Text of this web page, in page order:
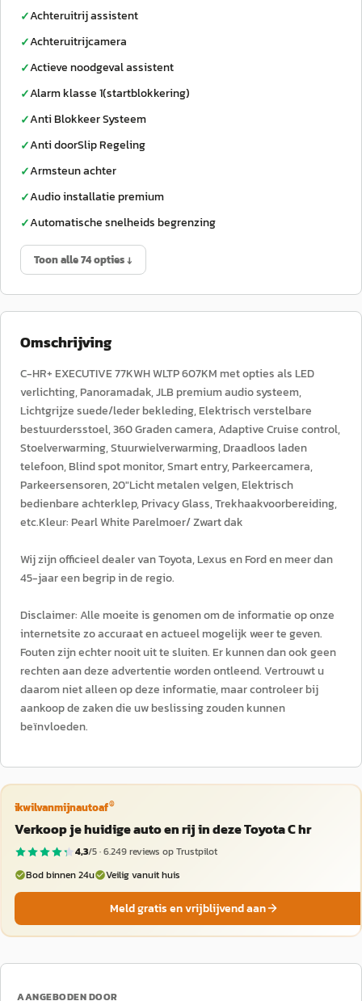
✓Achteruitrij assistent
✓Achteruitrijcamera
✓Actieve noodgeval assistent
✓Alarm klasse 1(startblokkering)
✓Anti Blokkeer Systeem
✓Anti doorSlip Regeling
✓Armsteun achter
✓Audio installatie premium
✓Automatische snelheids begrenzing
Toon alle 74 opties ↓
Omschrijving
C-HR+ EXECUTIVE 77KWH WLTP 607KM met opties als LED
verlichting, Panoramadak, JLB premium audio systeem,
Lichtgrijze suede/leder bekleding, Elektrisch verstelbare
bestuurdersstoel, 360 Graden camera, Adaptive Cruise control,
Stoelverwarming, Stuurwielverwarming, Draadloos laden
telefoon, Blind spot monitor, Smart entry, Parkeercamera,
Parkeersensoren, 20"Licht metalen velgen, Elektrisch
bedienbare achterklep, Privacy Glass, Trekhaakvoorbereiding,
etc.Kleur: Pearl White Parelmoer/ Zwart dak
Wij zijn officieel dealer van Toyota, Lexus en Ford en meer dan
45-jaar een begrip in de regio.
Disclaimer: Alle moeite is genomen om de informatie op onze
internetsite zo accuraat en actueel mogelijk weer te geven.
Fouten zijn echter nooit uit te sluiten. Er kunnen dan ook geen
rechten aan deze advertentie worden ontleend. Vertrouwt u
daarom niet alleen op deze informatie, maar controleer bij
aankoop de zaken die uw beslissing zouden kunnen
beïnvloeden.
ikwilvanmijnautoaf®
Verkoop je huidige auto en rij in deze Toyota C hr
4,3/5 ·6.249reviews op Trustpilot
Bod binnen 24u
Veilig vanuit huis
Meld gratis en vrijblijvend aan
AANGEBODEN DOOR